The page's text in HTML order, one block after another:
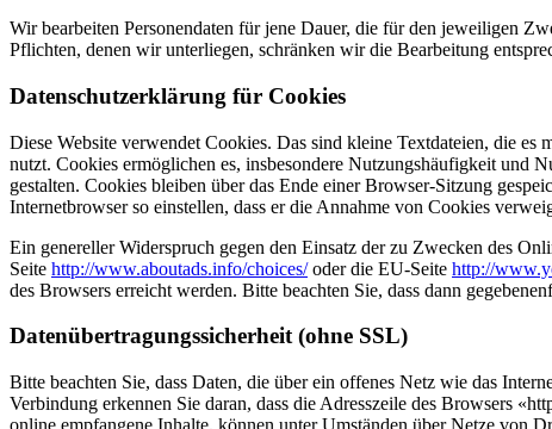
Wir bearbeiten Personendaten für jene Dauer, die für den jeweiligen
Pflichten, denen wir unterliegen, schränken wir die Bearbeitung
Datenschutzerklärung für Cookies
Diese Website verwendet Cookies. Das sind kleine Textdateien, die
nutzt. Cookies ermöglichen es, insbesondere Nutzungshäufigkeit und
gestalten. Cookies bleiben über das Ende einer Browser-Sitzung
Internetbrowser so einstellen, dass er die Annahme von Cookies
Ein genereller Widerspruch gegen den Einsatz der zu Zwecken des
Seite http://www.aboutads.info/choices/oder die EU-Seite http://
des Browsers erreicht werden. Bitte beachten Sie, dass dann
Datenübertragungssicherheit (ohne SSL)
Bitte beachten Sie, dass Daten, die über ein offenes Netz wie das
Verbindung erkennen Sie daran, dass die Adresszeile des Browsers